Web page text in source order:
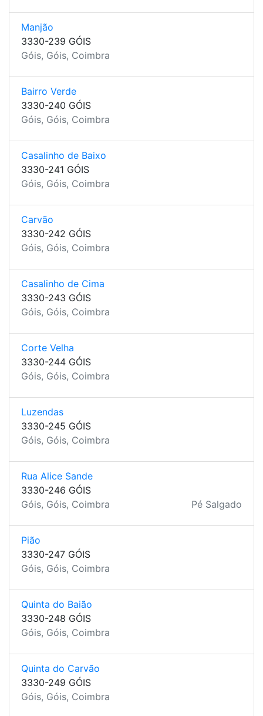
Manjão
3330-239 GÓIS
Góis, Góis, Coimbra
Bairro Verde
3330-240 GÓIS
Góis, Góis, Coimbra
Casalinho de Baixo
3330-241 GÓIS
Góis, Góis, Coimbra
Carvão
3330-242 GÓIS
Góis, Góis, Coimbra
Casalinho de Cima
3330-243 GÓIS
Góis, Góis, Coimbra
Corte Velha
3330-244 GÓIS
Góis, Góis, Coimbra
Luzendas
3330-245 GÓIS
Góis, Góis, Coimbra
Rua Alice Sande
3330-246 GÓIS
Góis, Góis, Coimbra
Pé Salgado
Pião
3330-247 GÓIS
Góis, Góis, Coimbra
Quinta do Baião
3330-248 GÓIS
Góis, Góis, Coimbra
Quinta do Carvão
3330-249 GÓIS
Góis, Góis, Coimbra